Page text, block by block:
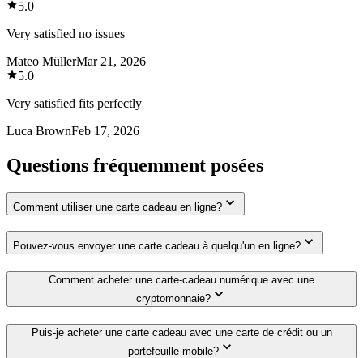
5.0
Very satisfied no issues
Mateo MüllerMar 21, 2026
5.0
Very satisfied fits perfectly
Luca BrownFeb 17, 2026
Questions fréquemment posées
Comment utiliser une carte cadeau en ligne?
Pouvez-vous envoyer une carte cadeau à quelqu'un en ligne?
Comment acheter une carte-cadeau numérique avec une
cryptomonnaie?
Puis-je acheter une carte cadeau avec une carte de crédit ou un
portefeuille mobile?